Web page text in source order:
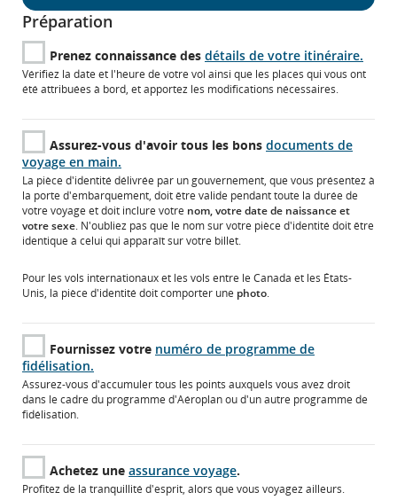
Préparation
Prenez connaissance des détails de votre itinéraire.
Vérifiez la date et l'heure de votre vol ainsi que les places qui vous ont
été attribuées à bord, et apportez les modifications nécessaires.
Assurez-vous d'avoir tous les bons documents de
voyage en main.
La pièce d'identité délivrée par un gouvernement, que vous présentez à
la porte d'embarquement, doit être valide pendant toute la durée de
votre voyage et doit inclure votre nom, votre date de naissance et
votre sexe. N'oubliez pas que le nom sur votre pièce d'identité doit être
identique à celui qui apparaît sur votre billet.
Pour les vols internationaux et les vols entre le Canada et les États-
Unis, la pièce d'identité doit comporter une photo.
Fournissez votre numéro de programme de
fidélisation.
Assurez-vous d'accumuler tous les points auxquels vous avez droit
dans le cadre du programme d'Aéroplan ou d'un autre programme de
fidélisation.
Achetez une assurance voyage.
Profitez de la tranquillité d'esprit, alors que vous voyagez ailleurs.